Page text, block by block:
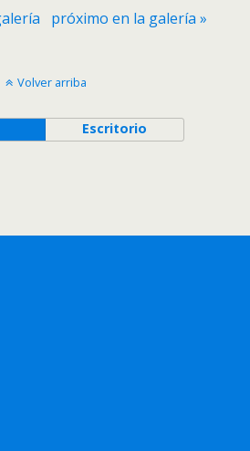
próximo en la galería »
Volver arriba
Escritorio